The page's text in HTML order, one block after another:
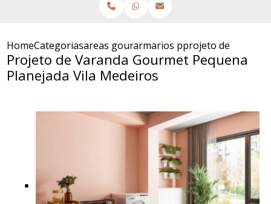
HomeCategoriasareas gourmet planejadas
armarios planejados para
projeto de
Projeto de Varanda Gourmet Pequena
Planejada Vila Medeiros